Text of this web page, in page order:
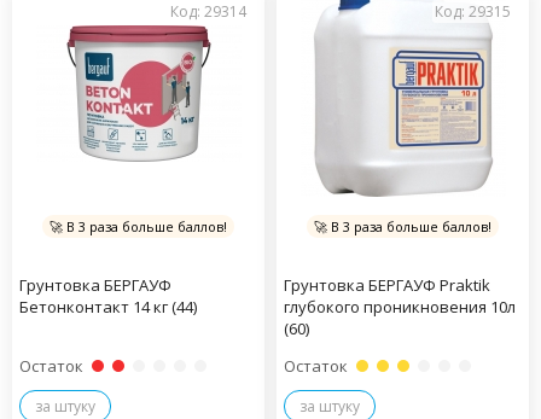
Код: 29314
🚀 В 3 раза больше баллов!
Грунтовка БЕРГАУФ
Бетонконтакт 14 кг (44)
Остаток
за штуку
Код: 29315
🚀 В 3 раза больше баллов!
Грунтовка БЕРГАУФ Praktik
глубокого проникновения 10л
(60)
Остаток
за штуку